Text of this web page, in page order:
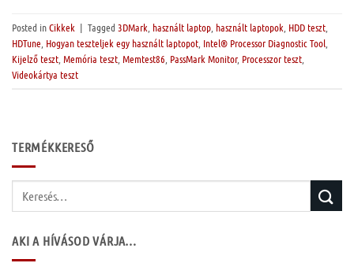
Posted inCikkek | Tagged 3DMark használt laptop használt laptopok HDD teszt
HDTune Hogyan teszteljek egy használt laptopot Intel® Processor Diagnostic Tool
Kijelző teszt Memória teszt Memtest86 PassMark Monitor, Processzor teszt
Videokártya teszt
TERMÉKKERESŐ
AKI A HÍVÁSOD VÁRJA…